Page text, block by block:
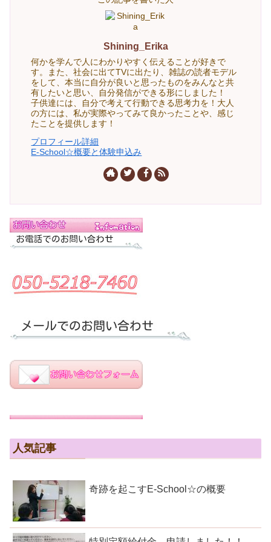
Shining_Erika
何かを学んで人にわかりやすく伝えることが好きで
す。また、社会に出てTVに出たり、雑誌の読者モデル
をして、本当に自分が良いと思ったものをみんなと共
有したいと思い、自分発信ができる形にしました！
子供達には、自分で考えて行動できる思考力を！大人
の方には、私が実際やってみて良かったことや、感じ
たことを提供します！
プロフィール詳細
E-School☆概要と体験申込み
人気記事
奇跡を起こすE-School☆の概要